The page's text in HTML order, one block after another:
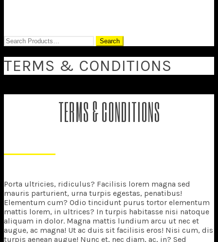
TERMS & CONDITIONS
TERMS & CONDITIONS
Porta ultricies, ridiculus? Facilisis lorem magna sed
mauris parturient, urna turpis egestas, penatibus!
Elementum cum? Odio tincidunt purus tortor elementum
mattis lorem, in ultrices? In turpis habitasse nisi natoque
aliquam in dolor. Magna mattis lundium arcu ut nec et
augue, ac magna! Ut ac duis sit facilisis eros! Nisi cum, dis
turpis aenean augue! Nunc et, nec diam, ac, in? Sed